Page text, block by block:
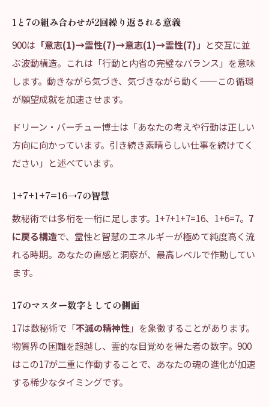
1と7の組み合わせが2回繰り返される意義
900は 「意志(1)→霊性(7)→意志(1)→霊性(7)」 と交互に並
ぶ波動構造。これは「行動と内省の完璧なバランス」を意味
します。動きながら気づき、気づきながら動く——この循環
が願望成就を加速させます。
ドリーン・バーチュー博士は「あなたの考えや行動は正しい
方向に向かっています。引き続き素晴らしい仕事を続けてく
ださい」と述べています。
1+7+1+7=16→7の智慧
数秘術では多桁を一桁に足します。1+7+1+7=16、1+6=7。 7
に戻る構造で、霊性と智慧のエネルギーが極めて純度高く流
れる時期。あなたの直感と洞察が、最高レベルで作動してい
ます。
17のマスター数字としての側面
17は数秘術で「不滅の精神性 」を象徴することがあります。
物質界の困難を超越し、霊的な目覚めを得た者の数字。900
はこの17が二重に作動することで、あなたの魂の進化が加速
する稀少なタイミングです。